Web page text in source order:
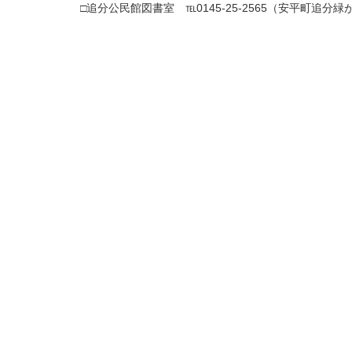
□追分公民館図書室 ℡0145-25-2565（安平町追分緑が